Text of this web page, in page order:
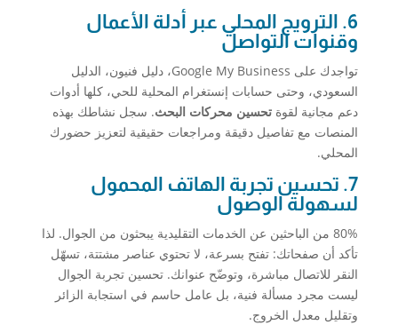
6. الترويج المحلي عبر أدلة الأعمال
وقنوات التواصل
تواجدك على Google My Business، دليل فنيون، الدليل
السعودي، وحتى حسابات إنستغرام المحلية للحي، كلها أدوات
دعم مجانية لقوة تحسين محركات البحث. سجل نشاطك بهذه
المنصات مع تفاصيل دقيقة ومراجعات حقيقية لتعزيز حضورك
المحلي.
7. تحسين تجربة الهاتف المحمول
لسهولة الوصول
80% من الباحثين عن الخدمات التقليدية يبحثون من الجوال. لذا
تأكد أن صفحاتك: تفتح بسرعة، لا تحتوي عناصر مشتتة، تسهّل
النقر للاتصال مباشرة، وتوضّح عنوانك. تحسين تجربة الجوال
ليست مجرد مسألة فنية، بل عامل حاسم في استجابة الزائر
وتقليل معدل الخروج.